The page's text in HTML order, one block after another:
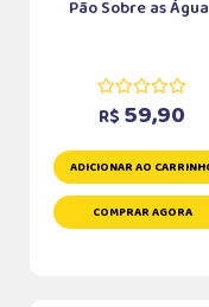
Pão Sobre as
R$ 59,90
ADICIONAR AO
COMPRAR AGORA